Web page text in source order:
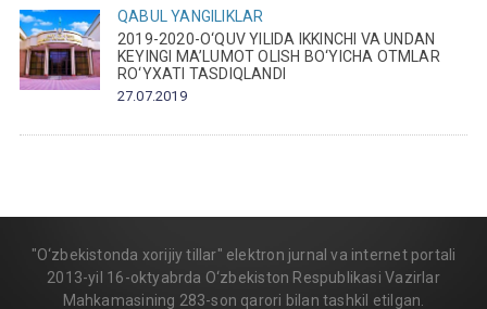
QABUL
YANGILIKLAR
2019-2020-O‘QUV YILIDA IKKINCHI VA UNDAN
KEYINGI MA’LUMOT OLISH BO‘YICHA OTMLAR
RO‘YXATI TASDIQLANDI
27.07.2019
"O‘zbekistonda xorijiy tillar" elektron jurnal va internet portali
2013-yil 16-oktyabrda O‘zbekiston Respublikasi Vazirlar
Mahkamasining 283-son qarori bilan tashkil etilgan.